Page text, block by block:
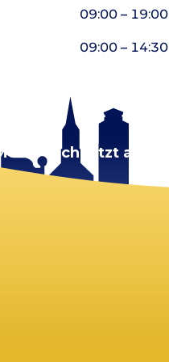
09:00 – 19:00
09:00 – 14:30
Melde dich jetzt an!